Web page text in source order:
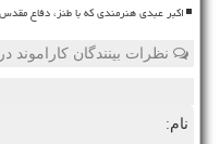
اکبر عبدی هنرمندی که با طنز، دفاع
نظرات بینندگان
نام: